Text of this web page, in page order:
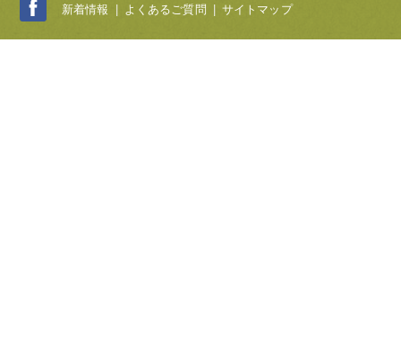
新着情報 よくあるご質問 サイトマップ